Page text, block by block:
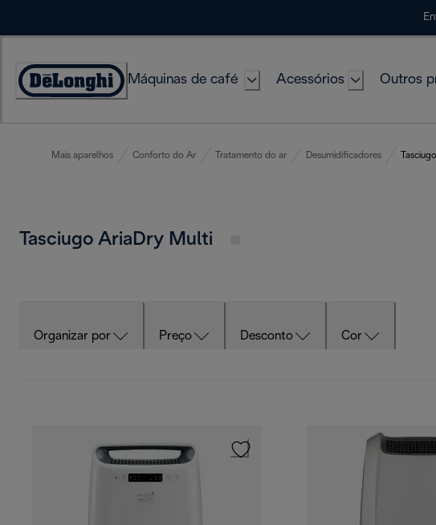
Accessibility
Máquinas de café Acessórios Outros
Mais aparelhos Conforto do Ar Tratamento do ar Desumidificadores
Tasciugo AriaDry Multi
Organizar por Preço Desconto Cor